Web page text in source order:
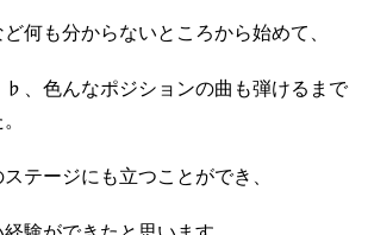
何も分からないところから始めて、
♭、色んなポジションの曲も弾けるまで
テージにも立つことができ、